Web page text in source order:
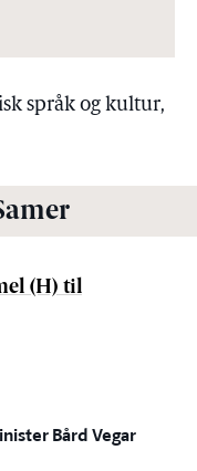
språk og kultur,
(H) til
Bård Vegar